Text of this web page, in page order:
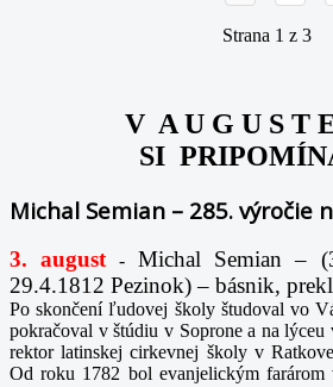
Strana 1 z 3
V A U G U S T
SI
Michal Semian – 285. výročie
3. august -Michal Semian –
29.4.1812 Pezinok) – básnik,
Po skončení ľudovej školy študoval vo
pokračoval v štúdiu v Soprone a na
rektor latinskej cirkevnej školy v
Od roku 1782 bol evanjelickým